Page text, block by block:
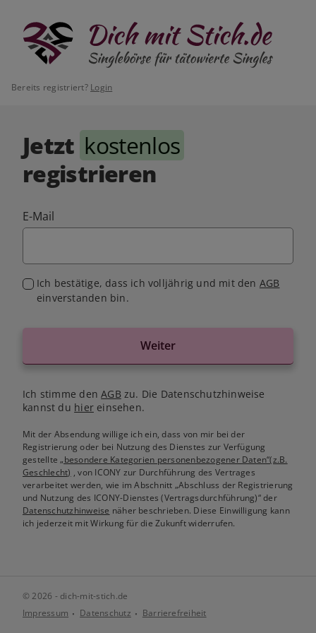
Bereits registriert? Login
Jetzt kostenlos
registrieren
E-Mail
Ich bestätige, dass ich volljährig und mit den AGB
einverstanden bin.
Weiter
Ich stimme denAGB zu. Die Datenschutzhinweise
kannst du hiereinsehen.
Mit der Absendung willige ich ein, dass von mir bei der
Registrierung oder bei Nutzung des Dienstes zur Verfügung
gestellte„besondere Kategorien personenbezogener Daten“(z.B.
Geschlecht) , von ICONY zur Durchführung des Vertrages
verarbeitet werden, wie im Abschnitt „Abschluss der Registrierung
und Nutzung des ICONY-Dienstes (Vertragsdurchführung)“ der
Datenschutzhinweise näher beschrieben. Diese Einwilligung kann
ich jederzeit mit Wirkung für die Zukunft widerrufen.
© 2026 - dich-mit-stich.de
Impressum
Datenschutz Barrierefreiheit